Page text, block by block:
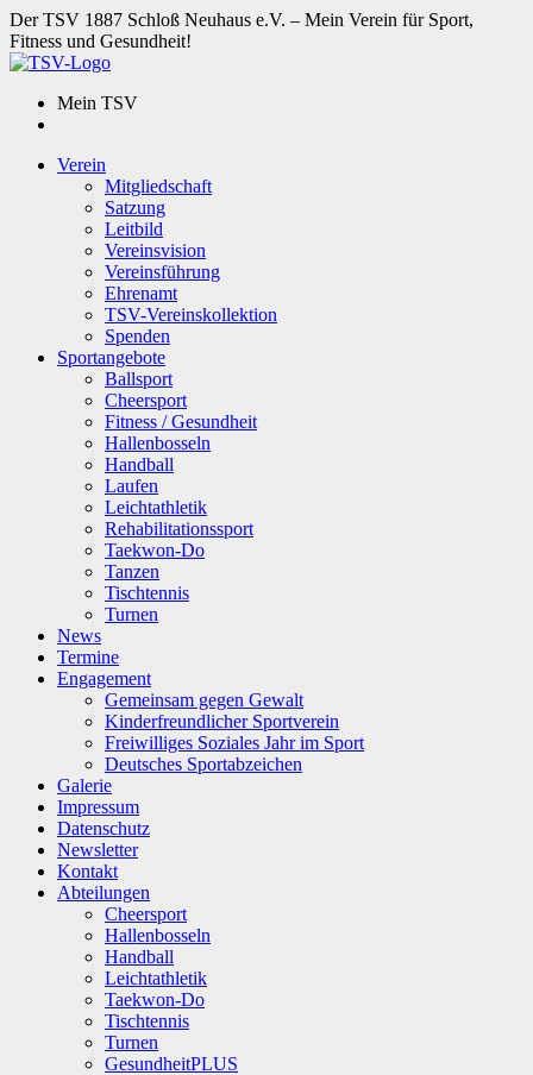
Der TSV 1887 Schloß Neuhaus e.V. – Mein Verein für Sport,
Fitness und Gesundheit!
Mein TSV
Verein
Mitgliedschaft
Satzung
Leitbild
Vereinsvision
Vereinsführung
Ehrenamt
TSV-Vereinskollektion
Spenden
Sportangebote
Ballsport
Cheersport
Fitness / Gesundheit
Hallenbosseln
Handball
Laufen
Leichtathletik
Rehabilitationssport
Taekwon-Do
Tanzen
Tischtennis
Turnen
News
Termine
Engagement
Gemeinsam gegen Gewalt
Kinderfreundlicher Sportverein
Freiwilliges Soziales Jahr im Sport
Deutsches Sportabzeichen
Galerie
Impressum
Datenschutz
Newsletter
Kontakt
Abteilungen
Cheersport
Hallenbosseln
Handball
Leichtathletik
Taekwon-Do
Tischtennis
Turnen
GesundheitPLUS